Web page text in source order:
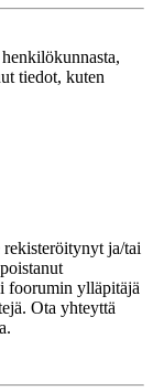
tiedot, kuten
ja/tai
foorumin ylläpitäjä
Ota yhteyttä